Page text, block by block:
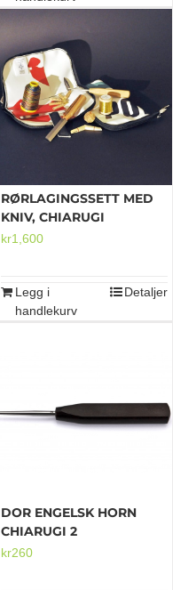
RØRLAGINGSSETT MED
KNIV, CHIARUGI
kr1,600
Legg i
handlekurv
Detaljer
DOR ENGELSK HORN
CHIARUGI 2
kr260